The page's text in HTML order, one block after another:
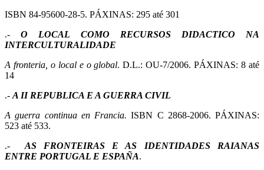
ISBN 84-95600-28-5. PÁXINAS: 295 até 301
.-O LOCAL COMO RECURSOS DIDACTICO NA
INTERCULTURALIDADE
A fronteria, o local e o global. D.L.: OU-7/2006. PÁXINAS: 8 até
14
.- A II REPUBLICA E A GUERRA CIVIL
A guerra continua en Francia. ISBN C 2868-2006. PÁXINAS:
523 até 533.
.- AS FRONTEIRAS E AS IDENTIDADES RAIANAS
ENTRE PORTUGAL E ESPAÑA.